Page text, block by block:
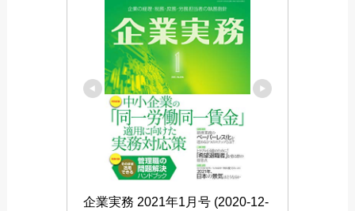
企業実務 2021年1月号 (2020-12-